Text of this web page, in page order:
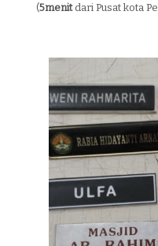
(5menitdari Pusat kota